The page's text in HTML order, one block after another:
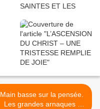
Main basse sur la pensée.
Les grandes arnaques :